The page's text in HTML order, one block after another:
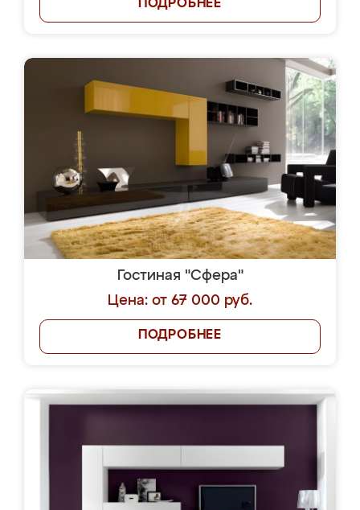
ПОДРОБНЕЕ
Гостиная "Сфера"
Цена: от 67 000 руб.
ПОДРОБНЕЕ